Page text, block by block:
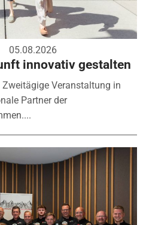
05.08.2026
innovativ gestalten
Veranstaltung in
Partner der